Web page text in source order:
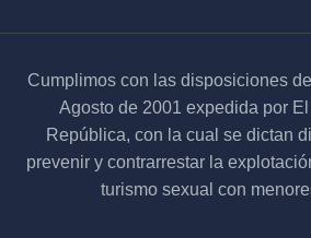
Cumplimos con las disposiciones
Agosto de 2001 expedida por
República, con la cual se dictan
prevenir y contrarrestar la
turismo sexual con